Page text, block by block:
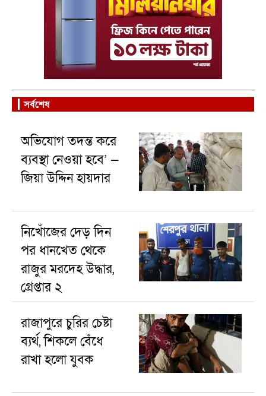
সর্বশেষ
অভিযোগ তদন্ত করে
ব্যবস্থা নেওয়া হবে’ —
জিয়া উদ্দিন হায়দার
নিখোঁজের দেড় দিন
পর ধানখেত থেকে
রাজুর মরদেহ উদ্ধার,
গ্রেপ্তার ২
রাজাপুরে চুরির চেষ্টা
ব্যর্থ, শিকলে বেঁধে
রাখা হলো যুবক